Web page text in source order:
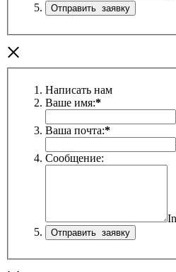
×
Написать нам
Ваше имя:*
Ваша почта:*
Сообщение: